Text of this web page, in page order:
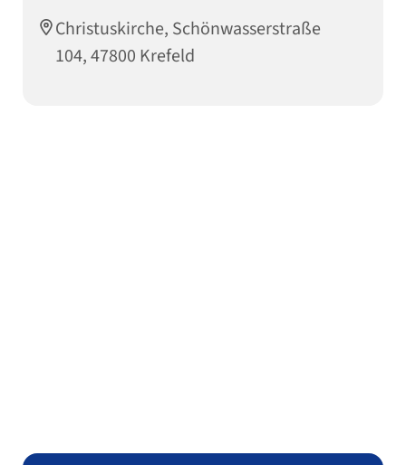
Christuskirche, Schönwasserstraße
104, 47800 Krefeld